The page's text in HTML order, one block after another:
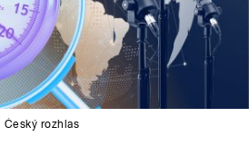
Český rozhlas